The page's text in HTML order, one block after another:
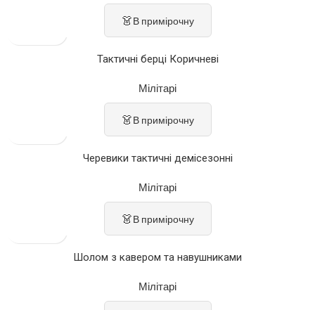
👗В примірочну
Тактичні берці Коричневі
Мілітарі
👗В примірочну
Черевики тактичні демісезонні
Мілітарі
👗В примірочну
Шолом з кавером та навушниками
Мілітарі